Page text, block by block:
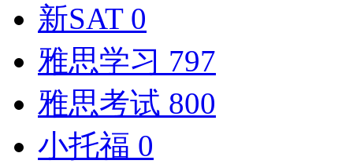
新SAT 0
雅思学习 797
雅思考试 800
小托福 0